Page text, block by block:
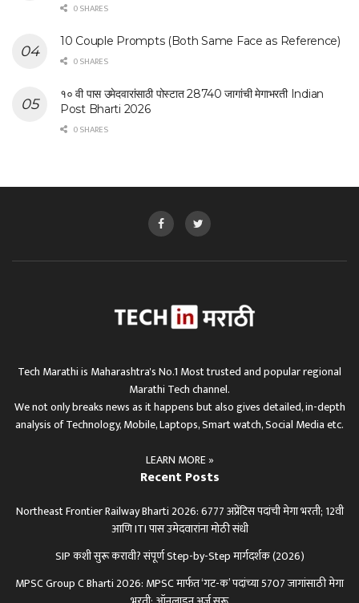
0 SHARES
10 Couple Prompts (Both Same Face as Reference)
0 SHARES
१० वी पास उमेदवारांसाठी पोस्टात 28740 जागांची मेगाभरती Indian
Post Bharti 2026
0 SHARES
Tech Marathi is Maharashtra's No.1 Most trusted and popular regional
Marathi Tech channel.
We not only breaks news as it happens but also gives detailed, in-depth
analysis of Technology, Mobile, Laptops, Smart watch, Social Media etc.
LEARN MORE »
Recent Posts
Northeast Frontier Railway Bharti 2026: 6777 अप्रेंटिस पदांची मेगा भरती; 12वी
आणि ITI पास उमेदवारांना मोठी संधी
SIP कशी सुरू करावी? संपूर्ण Step-by-Step मार्गदर्शक (2026)
MPSC Group C Bharti 2026: MPSC मार्फत ‘गट-क’ पदांच्या 5707 जागांसाठी मेगा